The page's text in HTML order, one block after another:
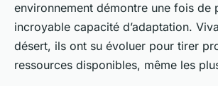
environnement démontre une fois de
incroyable capacité d’adaptation.
désert, ils ont su évoluer pour tirer
ressources disponibles, même les